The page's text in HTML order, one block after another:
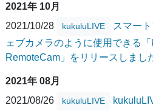
2021年 10月
2021/10/28
kukuluLIVE
スマー
ェブカメラのように使用できる
RemoteCam」をリリースしまし
2021年 08月
2021/08/26
kukuluLIVE